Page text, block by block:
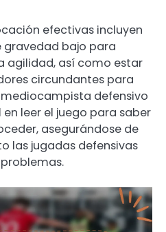
efectivas incluyen
bajo para
agilidad, así como estar
circundantes para
defensivo
leer el juego para saber
asegurándose de
las jugadas defensivas